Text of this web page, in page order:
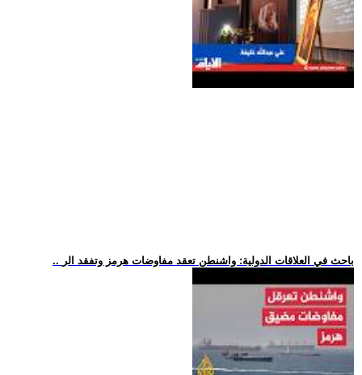
.. باحث في العلاقات الدولية: واشنطن تعقد مفاوضات هرمز وتفقد الر